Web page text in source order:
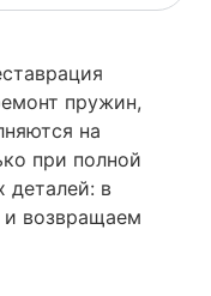
пружин,
на
при полной
деталей: в
и возвращаем